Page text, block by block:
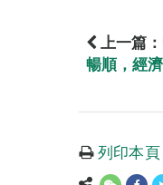
上一篇：
暢順，經
列印本頁